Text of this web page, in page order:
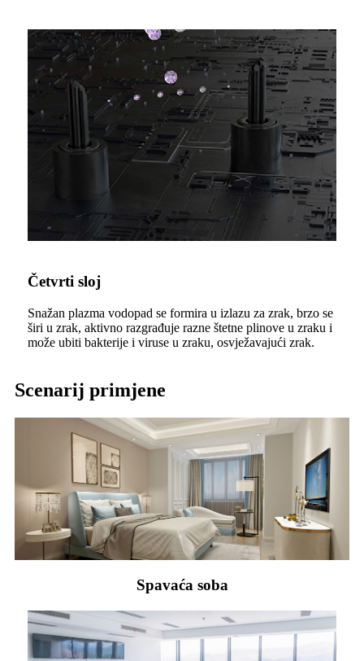
Četvrti sloj
Snažan plazma vodopad se formira u izlazu za zrak, brzo se
širi u zrak, aktivno razgrađuje razne štetne plinove u zraku i
može ubiti bakterije i viruse u zraku, osvježavajući zrak.
Scenarij primjene
Spavaća soba